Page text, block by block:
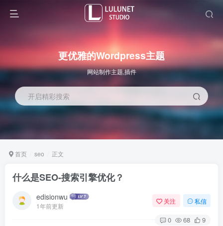
更优雅的Wordpress主题
网站制作主题,插件
开启精彩搜索
首页 seo 正文
什么是SEO-搜索引擎优化？
edisionwu
1年前更新
关注 私信
0 68 9